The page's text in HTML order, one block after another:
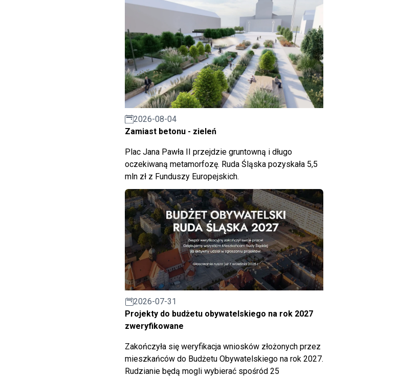
2026-08-04
Zamiast betonu - zieleń
Plac Jana Pawła II przejdzie gruntowną i długo
oczekiwaną metamorfozę. Ruda Śląska pozyskała 5,5
mln zł z Funduszy Europejskich.
2026-07-31
Projekty do budżetu obywatelskiego na rok 2027
zweryfikowane
Zakończyła się weryfikacja wniosków złożonych przez
mieszkańców do Budżetu Obywatelskiego na rok 2027.
Rudzianie będą mogli wybierać spośród 25